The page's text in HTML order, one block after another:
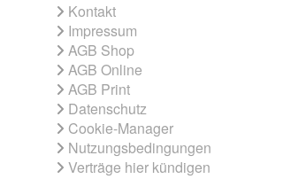
Kontakt
Impressum
AGB Shop
AGB Online
AGB Print
Datenschutz
Cookie-Manager
Nutzungsbedingungen
Verträge hier kündigen